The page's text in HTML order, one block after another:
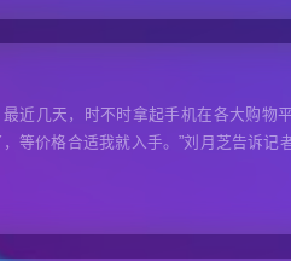
近几天，时不时拿起手机在各大购物
等价格合适我就入手。”刘月芝告诉记